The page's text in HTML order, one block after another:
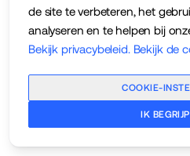
de site te verbeteren, het
analyseren en te helpen bij
Bekijk privacybeleid. Bekijk de
COOKIE-
IK